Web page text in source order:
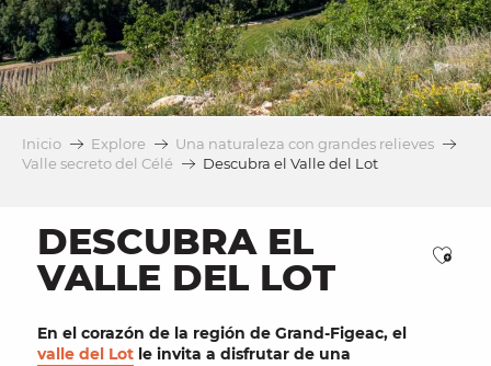
Inicio Explore
Una naturaleza con grandes relieves
Valle secreto del Célé
Descubra el Valle del Lot
DESCUBRA EL
VALLE DEL LOT
En el corazón de la región de Grand-Figeac, el
valle del Lot le invita a disfrutar de una